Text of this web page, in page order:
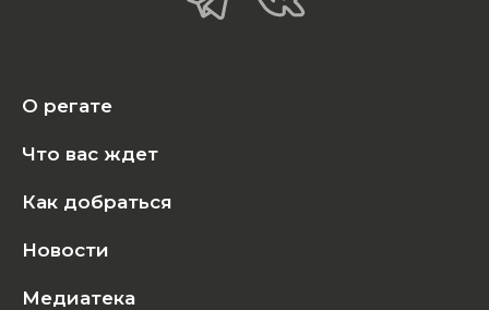
О регате
Что вас ждет
Как добраться
Новости
Медиатека